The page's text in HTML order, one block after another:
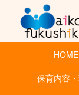
HOME
保育内容